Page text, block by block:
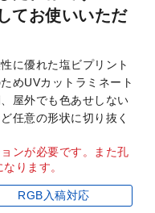
てお使いいただ
に優れた塩ビプリント
めUVカットラミネート
屋外でも色あせしない
任意の形状に切り抜く
ンが必要です。
また孔
ります。
RGB入稿対応